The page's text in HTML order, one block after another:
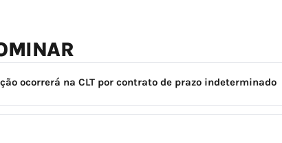
ocorrerá na CLT por contrato de prazo indeterminado